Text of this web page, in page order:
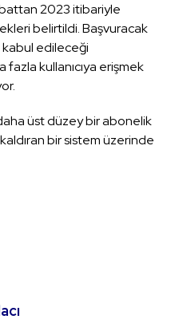
2023 itibariyle
belirtildi. Başvuracak
kabul edileceği
kullanıcıya erişmek
üst düzey bir abonelik
bir sistem üzerinde